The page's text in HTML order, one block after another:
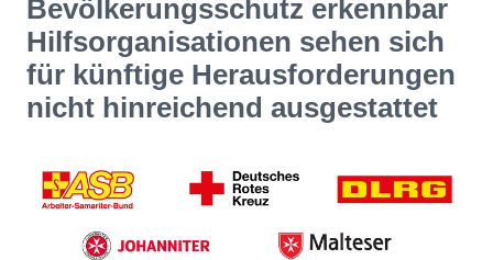
Bevölkerungsschutz erkennbar
Hilfsorganisationen sehen sich
für künftige Herausforderungen
nicht hinreichend ausgestattet